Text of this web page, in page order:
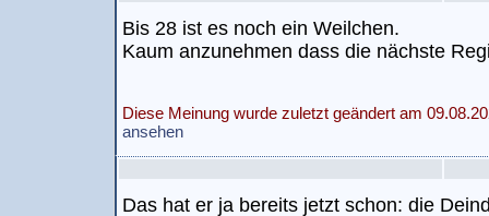
Bis 28 ist es noch ein Weilchen.
Kaum anzunehmen dass die nächste
Diese Meinung wurde zuletzt geändert am
ansehen
Das hat er ja bereits jetzt schon: die